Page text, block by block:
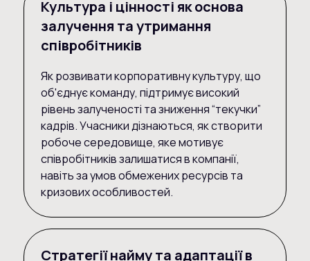
Культура і цінності як основа
залучення та утримання
співробітників
Як розвивати корпоративну культуру, що
об'єднує команду, підтримує високий
рівень залученості та зниження “текучки”
кадрів. Учасники дізнаються, як створити
робоче середовище, яке мотивує
співробітників залишатися в компанії,
навіть за умов обмежених ресурсів та
кризових особливостей.
Стратегії найму та адаптації в